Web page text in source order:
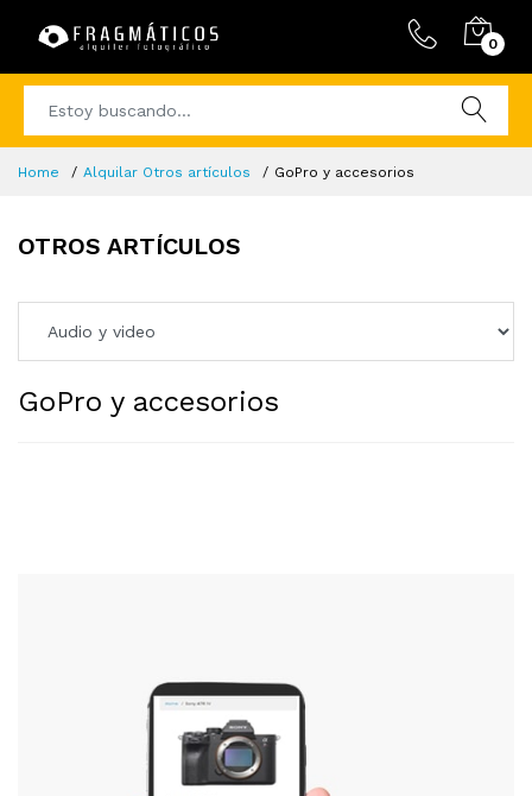
0
Home Alquilar Otros artículos GoPro y accesorios
OTROS ARTÍCULOS
GoPro y accesorios